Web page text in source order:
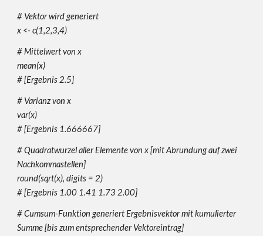
# Vektor wird generiert
x <- c(1,2,3,4)
# Mittelwert von x
mean(x)
#[Ergebnis 2.5]
# Varianz von x
var(x)
#[Ergebnis 1.666667]
# Quadratwurzel aller Elemente von x [mit Abrundung auf zwei
Nachkommastellen]
round(sqrt(x), digits = 2)
#[Ergebnis 1.00 1.41 1.73 2.00]
# Cumsum-Funktion generiert Ergebnisvektor mit kumulierter
Summe [bis zum entsprechender Vektoreintrag]